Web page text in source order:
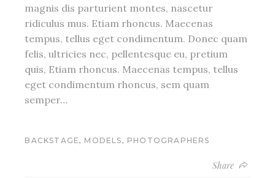
magnis dis parturient montes, nascetur
ridiculus mus. Etiam rhoncus. Maecenas
tempus, tellus eget condimentum. Donec quam
felis, ultricies nec, pellentesque eu, pretium
quis, Etiam rhoncus. Maecenas tempus, tellus
eget condimentum rhoncus, sem quam
semper…
BACKSTAGE, MODELS, PHOTOGRAPHERS
Share